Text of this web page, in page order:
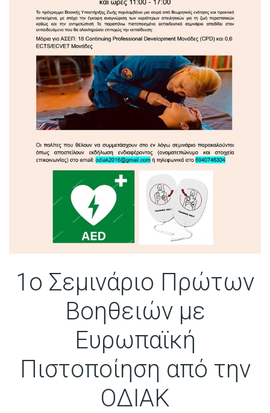
1ο Σεμινάριο Πρώτων
Βοηθειών με
Ευρωπαϊκή
Πιστοποίηση από την
ΟΔΙΑΚ